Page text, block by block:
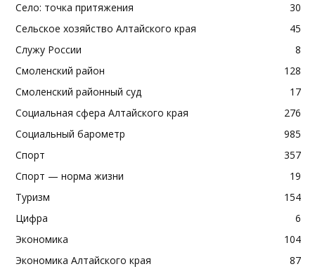
Село: точка притяжения
30
Сельское хозяйство Алтайского края
45
Служу России
8
Смоленский район
128
Смоленский районный суд
17
Социальная сфера Алтайского края
276
Социальный барометр
985
Спорт
357
Спорт — норма жизни
19
Туризм
154
Цифра
6
Экономика
104
Экономика Алтайского края
87